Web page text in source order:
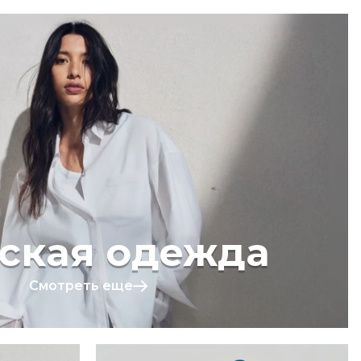
одежда
Смотреть еще